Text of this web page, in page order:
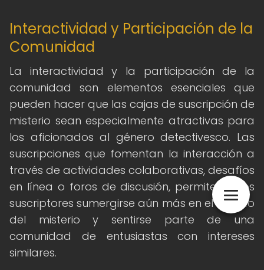
Interactividad y Participación de la
Comunidad
La interactividad y la participación de la
comunidad son elementos esenciales que
pueden hacer que las cajas de suscripción de
misterio sean especialmente atractivas para
los aficionados al género detectivesco. Las
suscripciones que fomentan la interacción a
través de actividades colaborativas, desafíos
en línea o foros de discusión, permiten a los
suscriptores sumergirse aún más en el mundo
del misterio y sentirse parte de una
comunidad de entusiastas con intereses
similares.